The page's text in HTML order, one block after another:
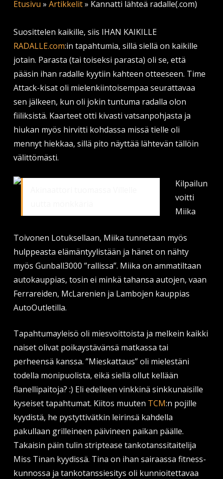
Etusivu » Artikkelit» Kannatti lähteä radalle(.com)
Suosittelen kaikille, siis IHAN KAIKILLE
RADALLE.com:in tapahtumia, sillä siellä on kaikille
jotain. Parasta (tai toiseksi parasta) oli se, että
pääsin ihan radalle kyytiin kahteen otteeseen. Time
Attack-kisat oli mielenkiintoisempaa seurattavaa
sen jälkeen, kun oli jokin tuntuma radalla olon
fiiliksistä. Kaarteet otti kivasti vatsanpohjasta ja
hiukan myös hirvitti kohdassa missä tielle oli
mennyt hiekkaa, sillä pito näyttää lähtevän tällöin
välittömästi.
Kilpailun
voitti
Miika
Toivonen Lotuksellaan, Miika tunnetaan myös
hulppeasta elämäntyylistään ja hänet on nähty
myös Gunball3000 ”rallissa”. Miika on ammatiltaan
autokauppias, tosin ei minkä tahansa autojen, vaan
Ferrareiden, McLarenien ja Lambojen kauppias
AutoOutletilla.
Tapahtumayleisö oli miesvoittoista ja melkein kaikki
naiset olivat poikaystävänsä matkassa tai
perheensä kanssa. ”Mieskattaus” oli mielestäni
todella monipuolista, eikä siellä ollut kellään
flanellipaitoja? :) Eli edelleen vinkkinä sinkkunaisille
kyseiset tapahtumat. Kiitos muuten TCM:n pojille
kyydistä, he pystyttivätkin leirinsä kahdella
pakullaan grilleineen päivineen paikan päälle.
Takaisin päin tulin striptease tankotanssitaitelija
Miss Tinan kyydissä. Tina on ihan sairaassa fitness-
kunnossa ja tankotanssiesitys oli kunnioitettavaa